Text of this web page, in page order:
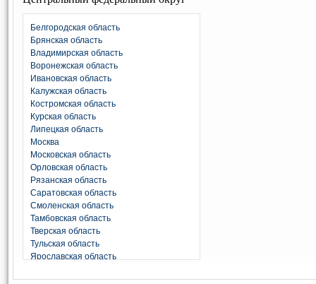
Белгородская область
Брянская область
Владимирская область
Воронежская область
Ивановская область
Калужская область
Костромская область
Курская область
Липецкая область
Москва
Московская область
Орловская область
Рязанская область
Саратовская область
Смоленская область
Тамбовская область
Тверская область
Тульская область
Ярославская область